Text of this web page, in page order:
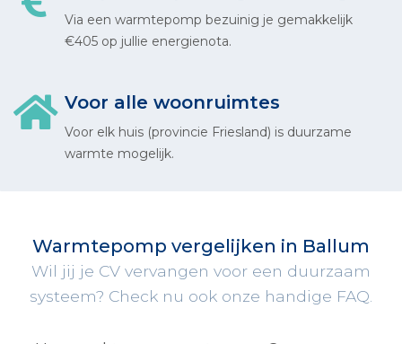
Via een warmtepomp bezuinig je gemakkelijk
€405 op jullie energienota.
Voor alle woonruimtes
Voor elk huis (provincie Friesland) is duurzame
warmte mogelijk.
Warmtepomp vergelijken in Ballum
Wil jij je CV vervangen voor een duurzaam
systeem? Check nu ook onze handige FAQ.